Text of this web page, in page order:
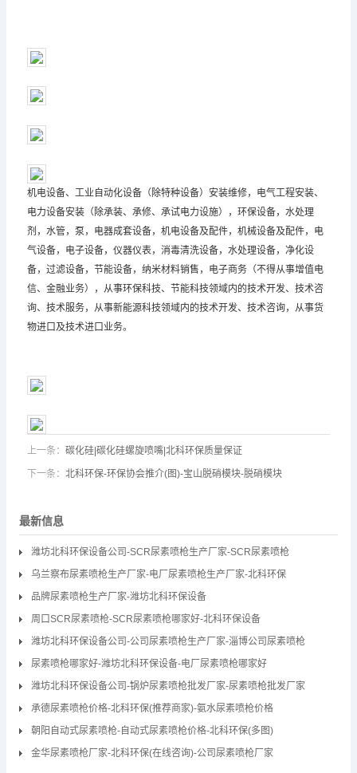
机电设备、工业自动化设备（除特种设备）安装维修，电气工程安装、
电力设备安装（除承装、承修、承试电力设施），环保设备，水处理
剂，水管，泵，电器成套设备，机电设备及配件，机械设备及配件，电
气设备，电子设备，仪器仪表，消毒清洗设备，水处理设备，净化设
备，过滤设备，节能设备，纳米材料销售，电子商务（不得从事增值电
信、金融业务），从事环保科技、节能科技领域内的技术开发、技术咨
询、技术服务，从事新能源科技领域内的技术开发、技术咨询，从事货
物进口及技术进口业务。
上一条： 碳化硅|碳化硅螺旋喷嘴|北科环保质量保证
下一条： 北科环保-环保协会推介(图)-宝山脱硝模块-脱硝模块
最新信息
潍坊北科环保设备公司-SCR尿素喷枪生产厂家-SCR尿素喷枪
乌兰察布尿素喷枪生产厂家-电厂尿素喷枪生产厂家-北科环保
品牌尿素喷枪生产厂家-潍坊北科环保设备
周口SCR尿素喷枪-SCR尿素喷枪哪家好-北科环保设备
潍坊北科环保设备公司-公司尿素喷枪生产厂家-淄博公司尿素喷枪
尿素喷枪哪家好-潍坊北科环保设备-电厂尿素喷枪哪家好
潍坊北科环保设备公司-锅炉尿素喷枪批发厂家-尿素喷枪批发厂家
承德尿素喷枪价格-北科环保(推荐商家)-氨水尿素喷枪价格
朝阳自动式尿素喷枪-自动式尿素喷枪价格-北科环保(多图)
金华尿素喷枪厂家-北科环保(在线咨询)-公司尿素喷枪厂家